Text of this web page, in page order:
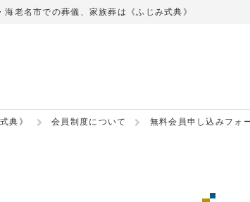
老名市での葬儀、家族葬は《ふじみ式典》
典》 会員制度について 無料会員申し込みフォ